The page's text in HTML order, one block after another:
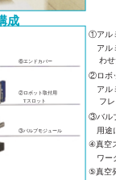
⑥エンドカバー
②ロボット取付用
Tスロット
③バルブモジュール
①アル
アル
わ
②ロボ
アル
フ
③バル
用途
④真空
ワー
⑤真空
成